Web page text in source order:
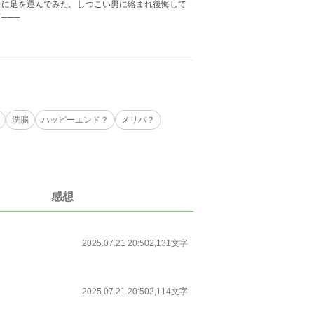
足を運んでみた。しつこい男に絡まれ後悔して
───
洗脳 ハッピーエンド？ メリバ？
感想
2025.07.21 20:502,131文字
2025.07.21 20:502,114文字